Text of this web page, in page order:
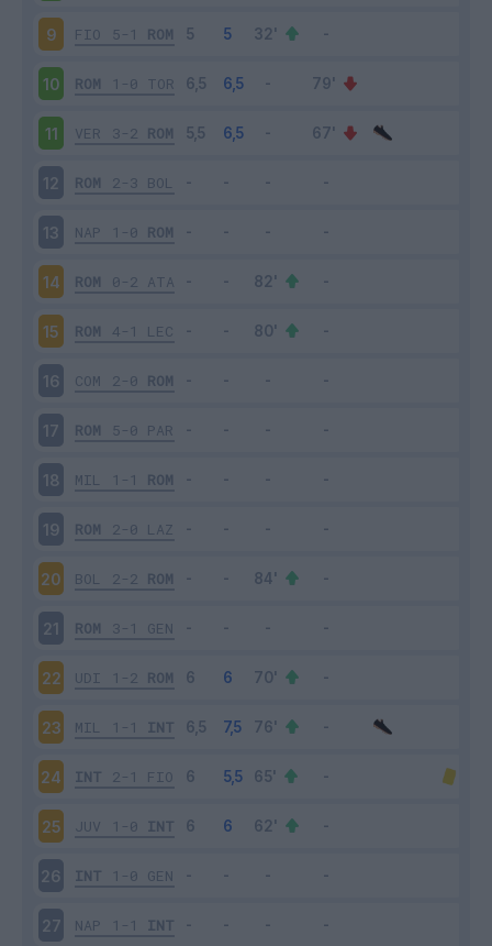
9 FIO 5-1 ROM
10 ROM 1-0 TOR
11 VER 3-2 ROM
12 ROM 2-3 BOL
13 NAP 1-0 ROM
14 ROM 0-2 ATA
15 ROM 4-1 LEC
16 COM 2-0 ROM
17 ROM 5-0 PAR
18 MIL 1-1 ROM
19 ROM 2-0 LAZ
20 BOL 2-2 ROM
21 ROM 3-1 GEN
22 UDI 1-2 ROM
23 MIL 1-1 INT
24 INT 2-1 FIO
25 JUV 1-0 INT
26 INT 1-0 GEN
27 NAP 1-1 INT